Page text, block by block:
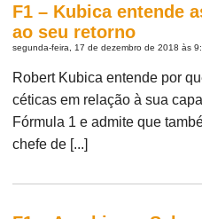
F1 – Kubica entende
ao seu retorno
segunda-feira, 17 de dezembro de 2018 às
Robert Kubica entende por
céticas em relação à sua
Fórmula 1 e admite que
chefe de [...]